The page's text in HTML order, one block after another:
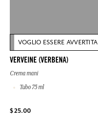
VOGLIO ESSERE AVVERTITA
VERVEINE (VERBENA)
Crema mani
Tubo 75 ml
$ 25.00